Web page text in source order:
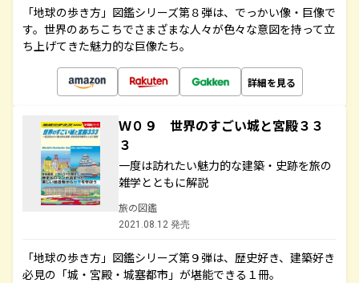
「地球の歩き方」図鑑シリーズ第８弾は、でっかい像・巨像で
す。世界のあちこちでさまざまな人々が色々な意図を持って立
ち上げてきた魅力的な巨像たち。
詳細を見る
Ｗ０９ 世界のすごい城と宮殿３３
３
一度は訪れたい魅力的な建築・史跡を旅の
雑学とともに解説
旅の図鑑
2021.08.12 発売
「地球の歩き方」図鑑シリーズ第９弾は、歴史好き、建築好き
必見の「城・宮殿・城塞都市」が堪能できる１冊。